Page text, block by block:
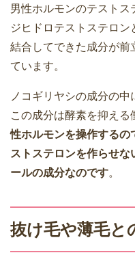
男性ホルモンのテストス
ジヒドロテストステロン
結合してできた成分が前
ています。
ノコギリヤシの成分の中
この成分は酵素を抑える
性ホルモンを操作するの
ストステロンを作らせ
ールの成分なのです。
抜け毛や薄毛と